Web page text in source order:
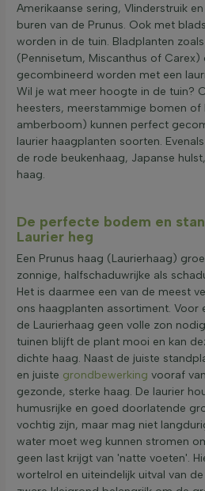
Amerikaanse sering, Vlinderstruik
buren van de Prunus. Ook met
worden in de tuin. Bladplanten
(Pennisetum, Miscanthus of
gecombineerd worden met een
Wil je wat meer hoogte in de tuin?
heesters, meerstammige bomen of
amberboom) kunnen perfect
laurier haagplanten soorten.
de rode beukenhaag, Japanse
haag.
De perfecte bodem en
Laurier heg
Een Prunus haag (Laurierhaag)
zonnige, halfschaduwrijke als
Het is daarmee een van de meest
ons haagplanten assortiment.
de Laurierhaag geen volle zon
tuinen blijft de plant mooi en kan
dichte haag. Naast de juiste
en juiste grondbewerking vooraf
gezonde, sterke haag. De laurier
humusrijke en goed doorlatende
vochtig zijn, maar mag niet
water moet weg kunnen stromen
geen last krijgt van 'natte voeten'.
wortelrol en uiteindelijk uitval van